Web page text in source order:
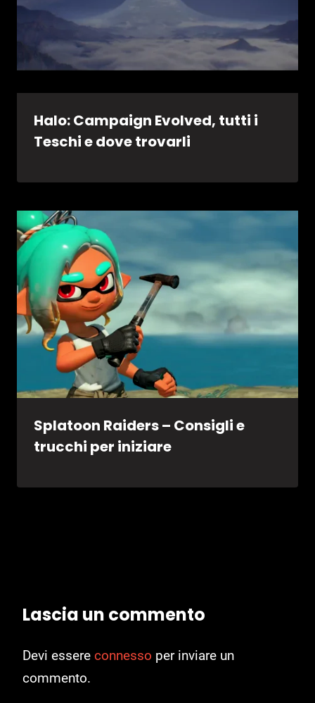
Halo: Campaign Evolved, tutti i
Teschi e dove trovarli
Splatoon Raiders – Consigli e
trucchi per iniziare
Lascia un commento
Devi essere connesso per inviare un
commento.